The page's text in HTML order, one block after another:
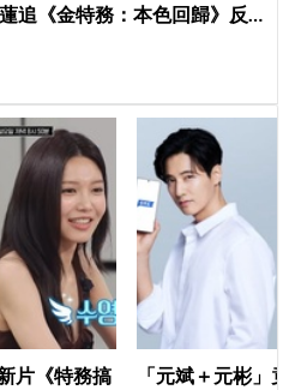
追《金特務：本色回歸》反
片《特務搞
「元斌＋元彬」